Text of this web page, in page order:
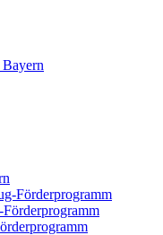
Förderprogramm